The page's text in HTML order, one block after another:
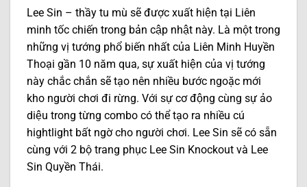
Lee Sin – thầy tu mù sẽ được xuất hiện tại Liên
minh tốc chiến trong bản cập nhật này. Là một trong
những vị tướng phổ biến nhất của Liên Minh Huyền
Thoại gần 10 năm qua, sự xuất hiện của vị tướng
này chắc chắn sẽ tạo nên nhiều bước ngoặc mới
kho người chơi đi rừng. Với sự cơ động cùng sự ảo
diệu trong từng combo có thể tạo ra nhiều cú
hightlight bất ngờ cho người chơi. Lee Sin sẽ có sẵn
cùng với 2 bộ trang phục Lee Sin Knockout và Lee
Sin Quyền Thái.